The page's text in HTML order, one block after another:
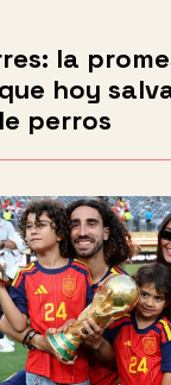
la
hoy
perros